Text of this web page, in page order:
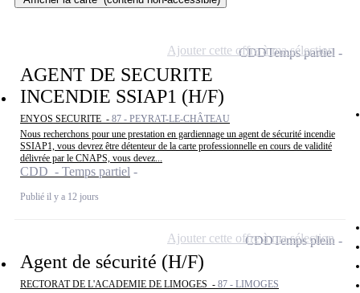
AGENT DE SECURITE
INCENDIE SSIAP1 (H/F)
ENYOS SECURITE - 87 - PEYRAT-LE-CHÂTEAU
Nous recherchons pour une prestation en gardiennage un agent de sécurité incendie
SSIAP1, vous devrez être détenteur de la carte professionnelle en cours de validité
délivrée par le CNAPS, vous devez...
CDD - Temps partiel
Publié il y a 12 jours
CDDTemps partiel
Ajouter cette offre à ma sélection
Agent de sécurité (H/F)
RECTORAT DE L'ACADEMIE DE LIMOGES - 87 - LIMOGES
CDDTemps plein
Ajouter cette offre à ma sélection